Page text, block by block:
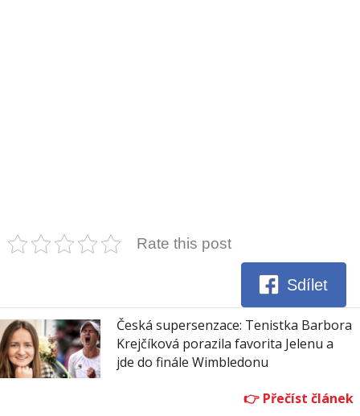
Rate this post
Sdílet
Česká supersenzace: Tenistka Barbora
Krejčíková porazila favorita Jelenu a
jde do finále Wimbledonu